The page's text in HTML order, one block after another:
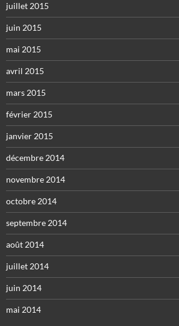
juillet 2015
juin 2015
mai 2015
avril 2015
mars 2015
février 2015
janvier 2015
décembre 2014
novembre 2014
octobre 2014
septembre 2014
août 2014
juillet 2014
juin 2014
mai 2014